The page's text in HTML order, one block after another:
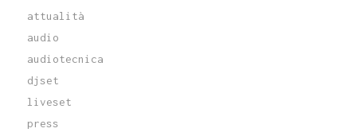
attualità
audio
audiotecnica
djset
liveset
press